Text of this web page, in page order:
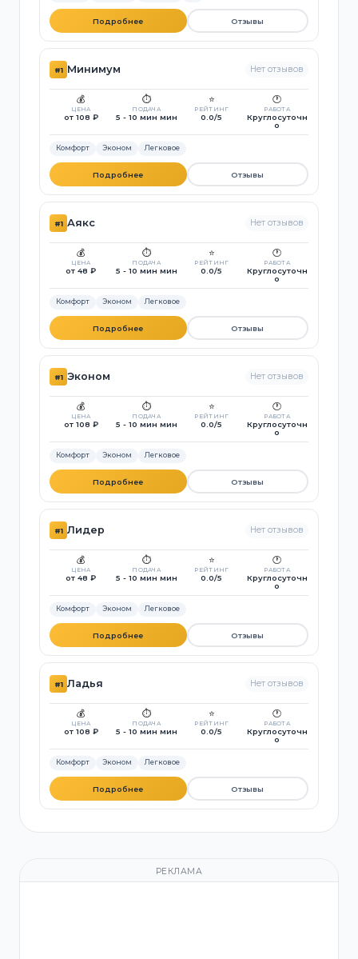
Подробнее Отзывы
#1 Минимум Нет отзывов
💰
ЦЕНА
от 108 ₽
⏱️
ПОДАЧА
5 - 10 мин мин
⭐
РЕЙТИНГ
0.0/5
🕐
РАБОТА
Круглосуточн
о
Комфорт Эконом Легковое
Подробнее Отзывы
#1 Аякс Нет отзывов
💰
ЦЕНА
от 48 ₽
⏱️
ПОДАЧА
5 - 10 мин мин
⭐
РЕЙТИНГ
0.0/5
🕐
РАБОТА
Круглосуточн
о
Комфорт Эконом Легковое
Подробнее Отзывы
#1 Эконом Нет отзывов
💰
ЦЕНА
от 108 ₽
⏱️
ПОДАЧА
5 - 10 мин мин
⭐
РЕЙТИНГ
0.0/5
🕐
РАБОТА
Круглосуточн
о
Комфорт Эконом Легковое
Подробнее Отзывы
#1 Лидер Нет отзывов
💰
ЦЕНА
от 48 ₽
⏱️
ПОДАЧА
5 - 10 мин мин
⭐
РЕЙТИНГ
0.0/5
🕐
РАБОТА
Круглосуточн
о
Комфорт Эконом Легковое
Подробнее Отзывы
#1 Ладья Нет отзывов
💰
ЦЕНА
от 108 ₽
⏱️
ПОДАЧА
5 - 10 мин мин
⭐
РЕЙТИНГ
0.0/5
🕐
РАБОТА
Круглосуточн
о
Комфорт Эконом Легковое
Подробнее Отзывы
РЕКЛАМА